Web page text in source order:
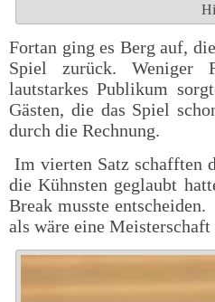
Fortan ging es Berg auf,
Spiel zurück. Weniger
lautstarkes Publikum
Gästen, die das Spiel
durch die Rechnung.
Im vierten Satz schafften
die Kühnsten geglaubt
Break musste
als wäre eine Meisterschaft